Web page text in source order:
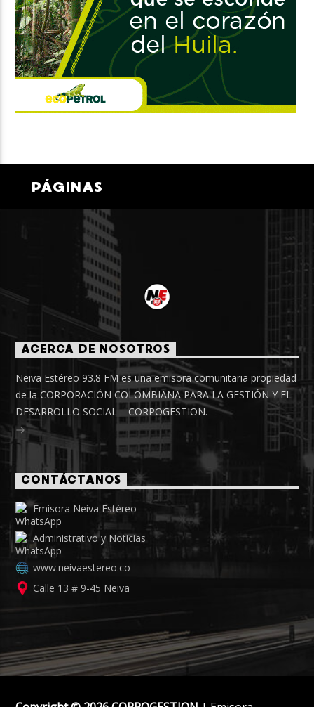
PÁGINAS
ACERCA DE NOSOTROS
Neiva Estéreo 93.8 FM es una emisora comunitaria propiedad
de la CORPORACIÓN COLOMBIANA PARA LA GESTIÓN Y EL
DESARROLLO SOCIAL – CORPOGESTION.
CONTÁCTANOS
Emisora Neiva Estéreo
Administrativo y Noticias
www.neivaestereo.co
Calle 13 # 9-45 Neiva